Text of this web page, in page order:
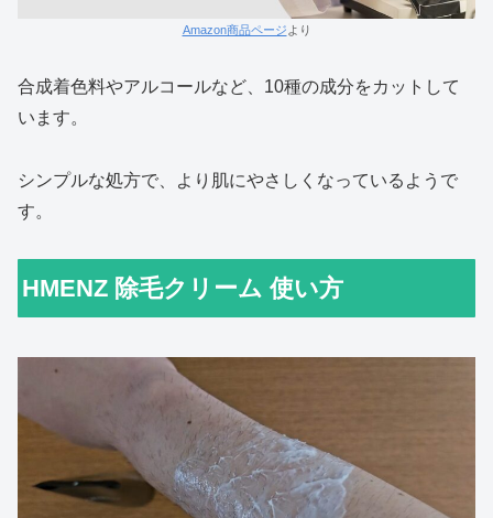
Amazon商品ページ より
合成着色料やアルコールなど、10種の成分をカットして
います。
シンプルな処方で、より肌にやさしくなっているようで
す。
HMENZ 除毛クリーム 使い方